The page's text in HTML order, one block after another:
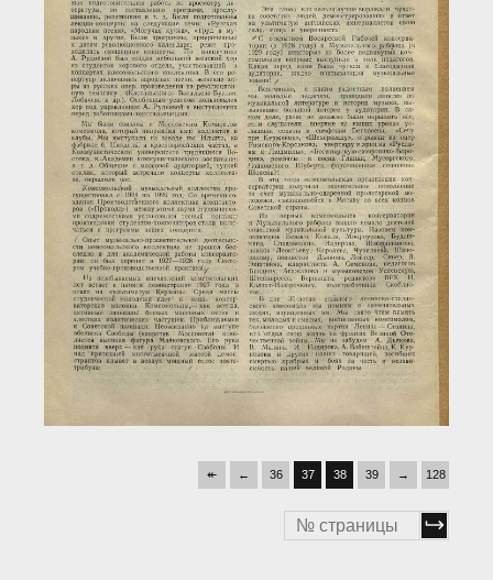
Загрузка...
↞ ← 36 37 38 39 → 128